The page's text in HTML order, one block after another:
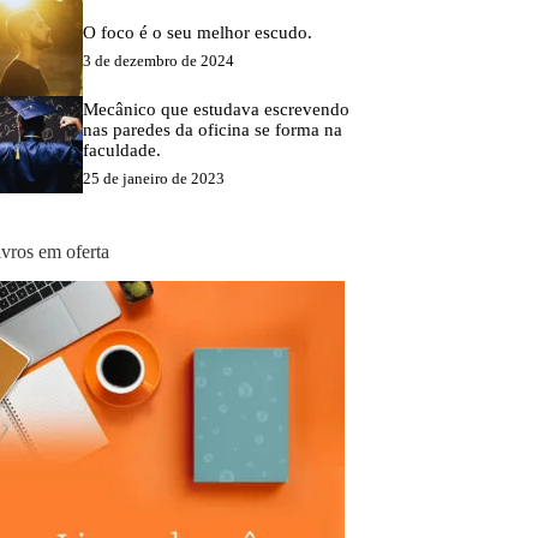
O foco é o seu melhor escudo.
3 de dezembro de 2024
Mecânico que estudava escrevendo
nas paredes da oficina se forma na
faculdade.
25 de janeiro de 2023
em oferta